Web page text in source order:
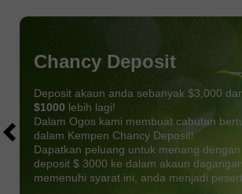
Chancy Deposit
Deposit akaun anda sebanyak $3,000
$1000 lebih lagi!
Dalam Ogos kami membuat cabutan
dalam Kempen Chancy Deposit!
Dapatkan peluang untuk menang
deposit $ 3000 ke dalam akaun
memenuhi syarat ini, anda menjadi
SERTAI PERADUAN
DAPATKAN BONUS